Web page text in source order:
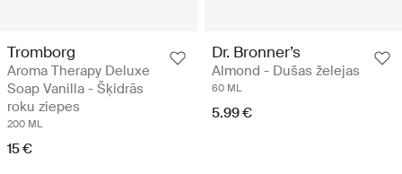
Tromborg
Aroma Therapy Deluxe
Soap Vanilla - Šķidrās
roku ziepes
200 ML
15 €
Dr. Bronner’s
Almond - Dušas želejas
60 ML
5.99 €